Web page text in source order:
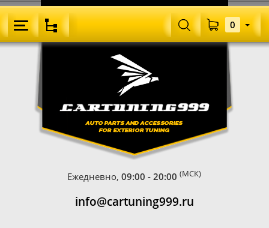
Ежедневно,09:00 - 20:00 (МСК)
info@cartuning999.ru
0